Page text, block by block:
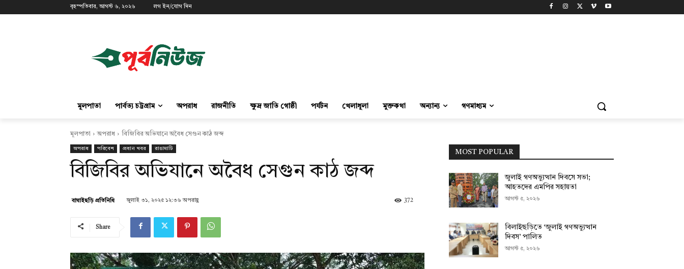
বৃহস্পতিবার, আগস্ট ৬, ২০২৬ লগ ইন/যোগ দিন
মূলপাতা পার্বত্য চট্টগ্রাম অপরাধ রাজনীতি ক্ষুদ্র জাতি গোষ্ঠী পর্যটন খেলাধূলা মুক্তকথা অন্যান্য গণমাধ্যম
মূলপাতা অপরাধ বিজিবির অভিযানে অবৈধ সেগুন কাঠ জব্দ
অপরাধ পরিবেশ প্রধান খবর রাঙামাটি
বিজিবির অভিযানে অবৈধ সেগুন কাঠ জব্দ
বাঘাইছড়ি প্রতিনিধি জুলাই ৩১, ২০২৫ ১২:৩৬ অপরাহ্ণ 372
Share
MOST POPULAR
জুলাই গণঅভ্যুত্থান দিবসে সভা;
আহতদের এমপির সহায়তা
আগস্ট ৫, ২০২৬
বিলাইছড়িতে ‘জুলাই গণঅভ্যুত্থান
দিবস’ পালিত
আগস্ট ৫, ২০২৬